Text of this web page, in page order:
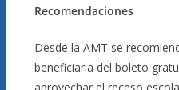
Recomendaciones
Desde la AMT se
beneficiaria del boleto